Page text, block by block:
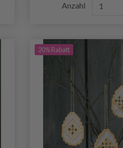
Anzahl
20% Rabatt